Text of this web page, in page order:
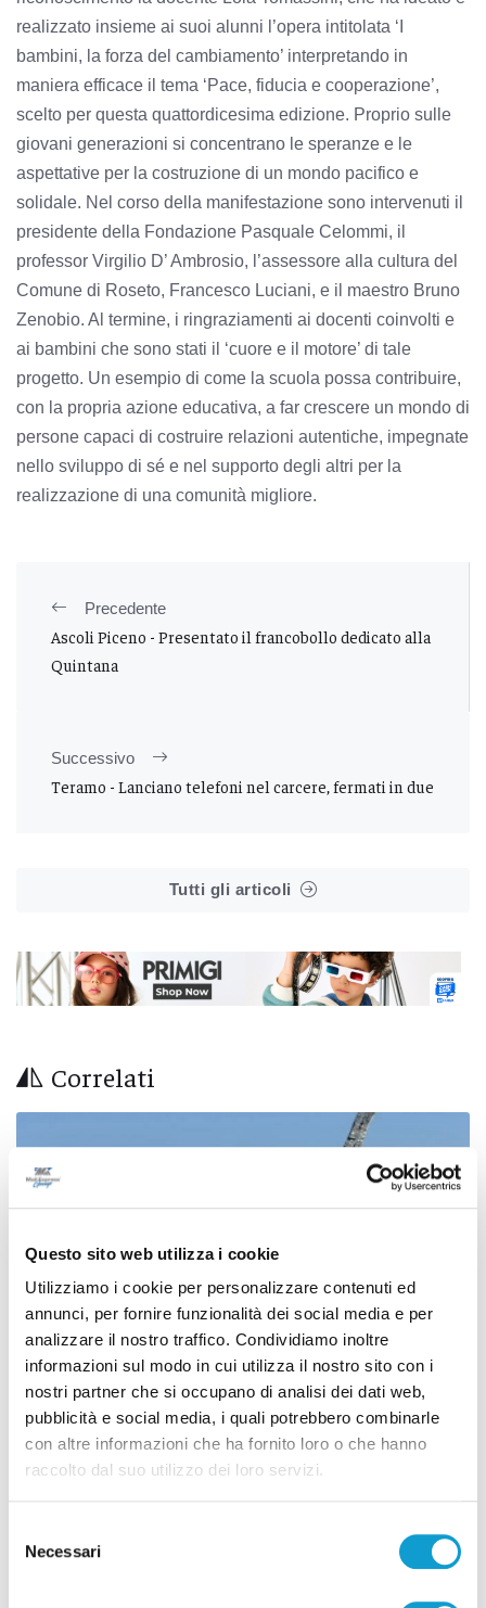
Questo sito web utilizza i cookie
Utilizziamo i cookie per personalizzare contenuti ed
annunci, per fornire funzionalità dei social media e per
analizzare il nostro traffico. Condividiamo inoltre
informazioni sul modo in cui utilizza il nostro sito con i
nostri partner che si occupano di analisi dei dati web,
pubblicità e social media, i quali potrebbero combinarle
con altre informazioni che ha fornito loro o che hanno
raccolto dal suo utilizzo dei loro servizi.
delNecessari
realizzato insieme ai suoi alunni l’opera intitolata ‘I
bambini, la forza del cambiamento’ interpretando in
maniera efficace il tema ‘Pace, fiducia e cooperazione’,
scelto per questa quattordicesima edizione. Proprio sulle
giovani generazioni si concentrano le speranze e le
aspettative per la costruzione di un mondo pacifico e
solidale. Nel corso della manifestazione sono intervenuti il
presidente della Fondazione Pasquale Celommi, il
professor Virgilio D’ Ambrosio, l’assessore alla cultura del
Comune di Roseto, Francesco Luciani, e il maestro Bruno
Zenobio. Al termine, i ringraziamenti ai docenti coinvolti e
ai bambini che sono stati il ‘cuore e il motore’ di tale
progetto. Un esempio di come la scuola possa contribuire,
con la propria azione educativa, a far crescere un mondo di
persone capaci di costruire relazioni autentiche, impegnate
nello sviluppo di sé e nel supporto degli altri per la
realizzazione di una comunità migliore.
Precedente
Ascoli Piceno - Presentato il francobollo dedicato alla
Quintana
Successivo
Teramo - Lanciano telefoni nel carcere, fermati in due
Tutti gli articoli
Correlati
Blitz antidroga al Montelago Celtic Festival:
12 persone segnalate